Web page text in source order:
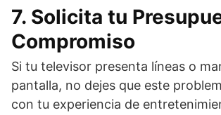
7. Solicita tu
Compromiso
Si tu televisor presenta líneas o
pantalla, no dejes que este
con tu experiencia de